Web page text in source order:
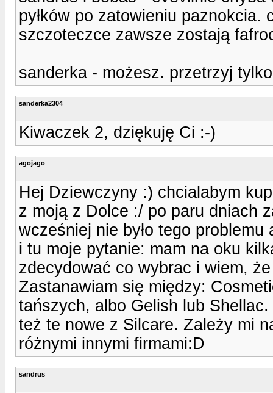
pyłków po zatowieniu
szczoteczce zawsze zostają
sanderka - możesz. przetrzyj
sanderka2304
Kiwaczek 2, dziękuję Ci :-)
agojago
Hej Dziewczyny :) chcialabym
z moją z Dolce :/ po paru dniach
wcześniej nie było tego
i tu moje pytanie: mam na oku
zdecydować co wybrac i wiem,
Zastanawiam się między:
tańszych, albo Gelish lub
też te nowe z Silcare. Zależy mi
różnymi innymi firmami:D
sandrus